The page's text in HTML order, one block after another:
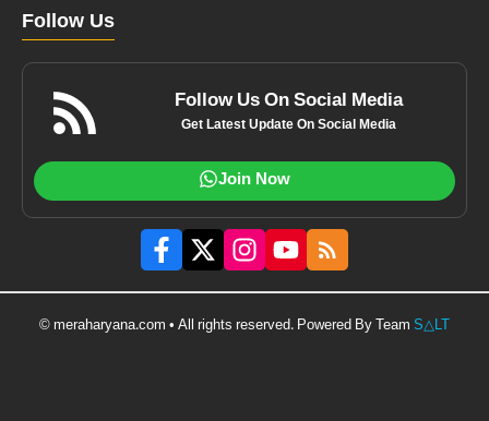
Follow Us
Follow Us On Social Media
Get Latest Update On Social Media
Join Now
© meraharyana.com • All rights reserved. Powered By Team S△LT